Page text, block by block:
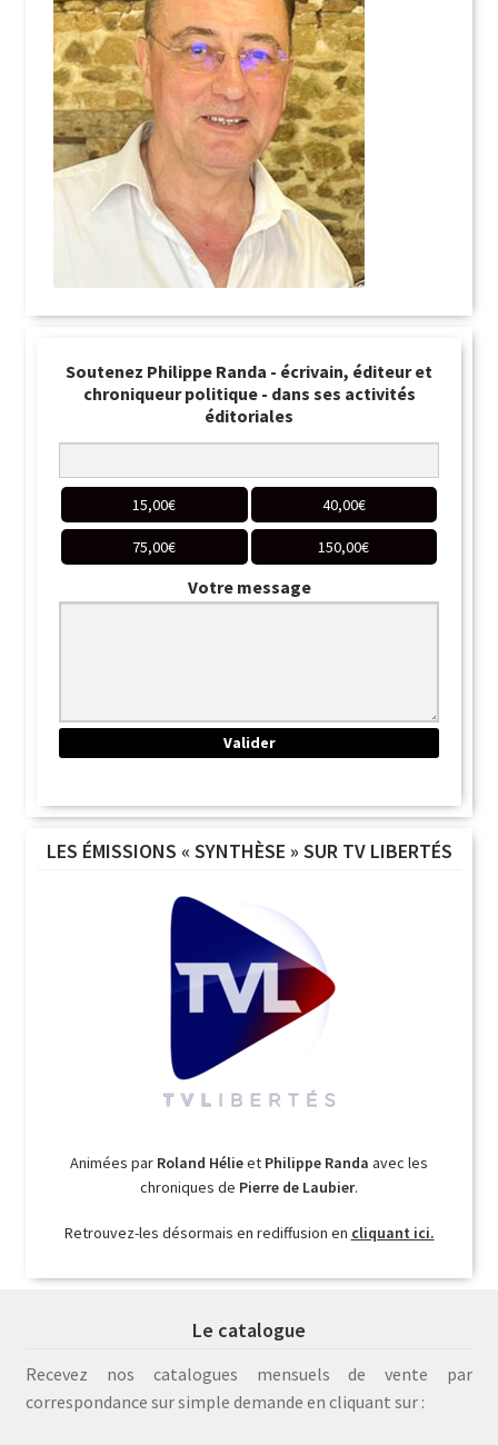
Soutenez Philippe Randa - écrivain, éditeur et
chroniqueur politique - dans ses activités
éditoriales
15,00€ 40,00€
75,00€ 150,00€
Votre message
LES ÉMISSIONS « SYNTHÈSE » SUR TV LIBERTÉS
Animées par Roland Hélieet Philippe Randa avec les
chroniques de Pierre de Laubier.
Retrouvez-les désormais en rediffusion en cliquant ici.
Le catalogue
Recevez nos catalogues mensuels de vente par
correspondance sur simple demande en cliquant sur :